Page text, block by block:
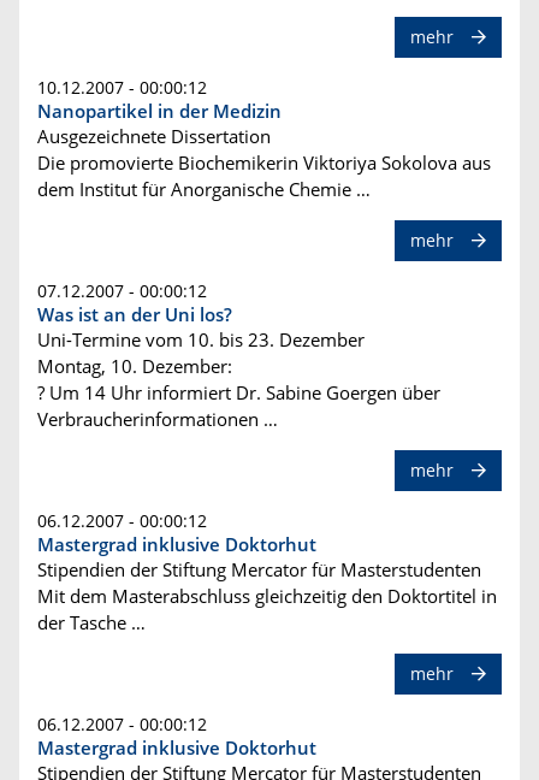
mehr
10.12.2007 - 00:00:12
Nanopartikel in der Medizin
Ausgezeichnete Dissertation
Die promovierte Biochemikerin Viktoriya Sokolova aus
dem Institut für Anorganische Chemie …
mehr
07.12.2007 - 00:00:12
Was ist an der Uni los?
Uni-Termine vom 10. bis 23. Dezember
Montag, 10. Dezember:
? Um 14 Uhr informiert Dr. Sabine Goergen über
Verbraucherinformationen …
mehr
06.12.2007 - 00:00:12
Mastergrad inklusive Doktorhut
Stipendien der Stiftung Mercator für Masterstudenten
Mit dem Masterabschluss gleichzeitig den Doktortitel in
der Tasche …
mehr
06.12.2007 - 00:00:12
Mastergrad inklusive Doktorhut
Stipendien der Stiftung Mercator für Masterstudenten